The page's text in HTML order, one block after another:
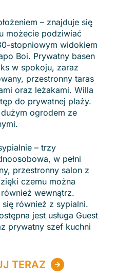
– znajduje się
możecie podziwiać
stopniowym widokiem
Boi. Prywatny basen
w spokoju, zaraz
przestronny taras
oraz leżakami. Willa
do prywatnej plaży.
ogrodem ze
– trzy
w pełni
przestronny salon z
czemu można
wewnątrz.
również z sypialni.
jest usługa Guest
prywatny szef kuchni
TERAZ